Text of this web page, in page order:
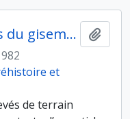
Participation aux fouilles du gisement préhistorique des Allobroges à Alger
et
de terrain